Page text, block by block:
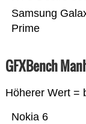
Samsung
Prime
GFXBench
Höherer Wert =
Nokia 6